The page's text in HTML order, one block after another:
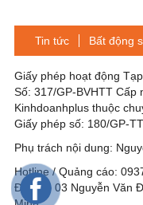
Tin tức Bất động
Giấy phép hoạt động
Số: 317/GP-BVHTT Cấp
Kinhdoanhplus thuộc
Giấy phép số: 180/GP-
Phụ trách nội dung:
Hotline / Quảng cáo:
Địa chỉ: 03 Nguyễn Văn